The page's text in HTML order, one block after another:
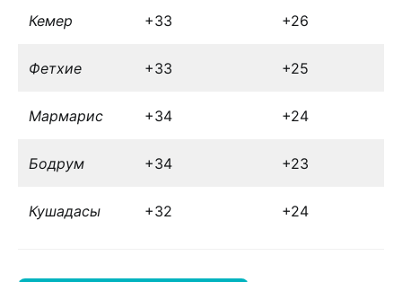
Кемер +33 +26
Фетхие +33 +25
Мармарис +34 +24
Бодрум +34 +23
Кушадасы +32 +24